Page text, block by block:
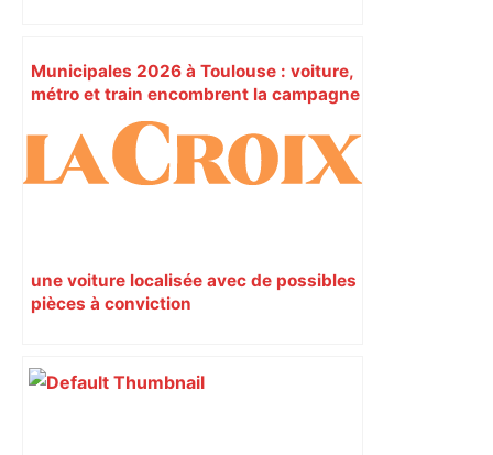
Municipales 2026 à Toulouse : voiture,
métro et train encombrent la campagne
électorale – – Le Mans.maville.com
une voiture localisée avec de possibles
pièces à conviction